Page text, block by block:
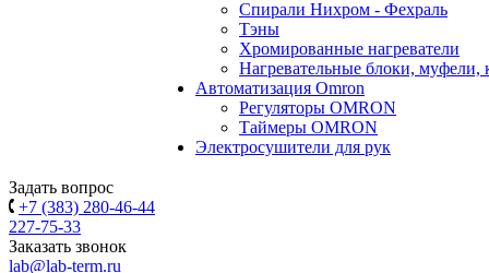
Спирали Нихром - Фехраль
Тэны
Хромированные нагреватели
Нагревательные блоки, муфели,
Автоматизация Omron
Регуляторы OMRON
Таймеры OMRON
Электросушители для рук
Задать вопрос
+7 (383) 280-46-44
227-75-33
Заказать звонок
lab@lab-term.ru